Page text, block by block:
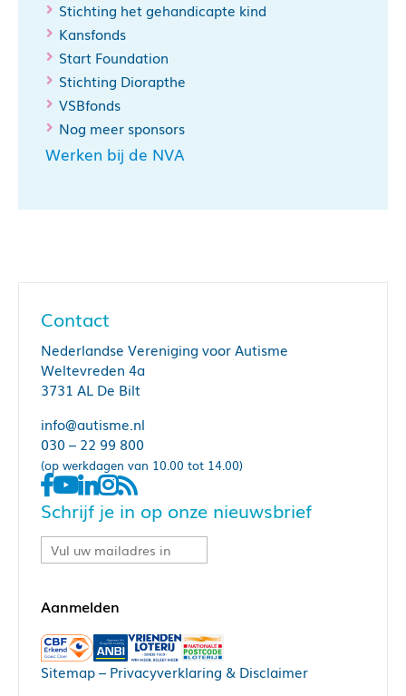
Stichting het gehandicapte kind
Kansfonds
Start Foundation
Stichting Diorapthe
VSBfonds
Nog meer sponsors
Werken bij de NVA
Contact
Nederlandse Vereniging voor Autisme
Weltevreden 4a
3731 AL De Bilt
info@autisme.nl
030 – 22 99 800
(op werkdagen van 10.00 tot 14.00)
Schrijf je in op onze nieuwsbrief
Sitemap– Privacyverklaring & Disclaimer